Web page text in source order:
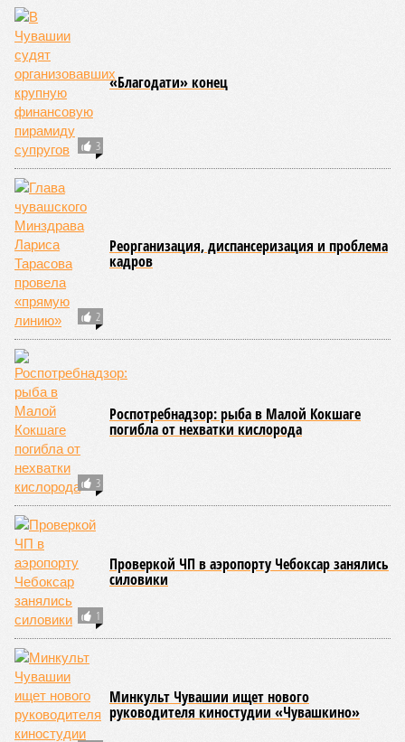
В Чувашии ухудшилась ситуация по
коронавирусу
назначении пособий на детей от 3 до 7 лет
минирований школ
Из-за загрязнения Волги Чувашия не сможет
своими силами решить проблему с качеством воды